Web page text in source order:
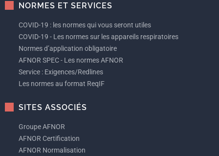
NORMES ET SERVICES
COVID-19 : les normes qui vous seront utiles
COVID-19 - Les normes sur les appareils respiratoires
Normes d’application obligatoire
AFNOR SPEC - Les normes AFNOR
Service : Exigences/Redlines
Les normes au format ReqIF
SITES ASSOCIÉS
Groupe AFNOR
AFNOR Certification
AFNOR Normalisation